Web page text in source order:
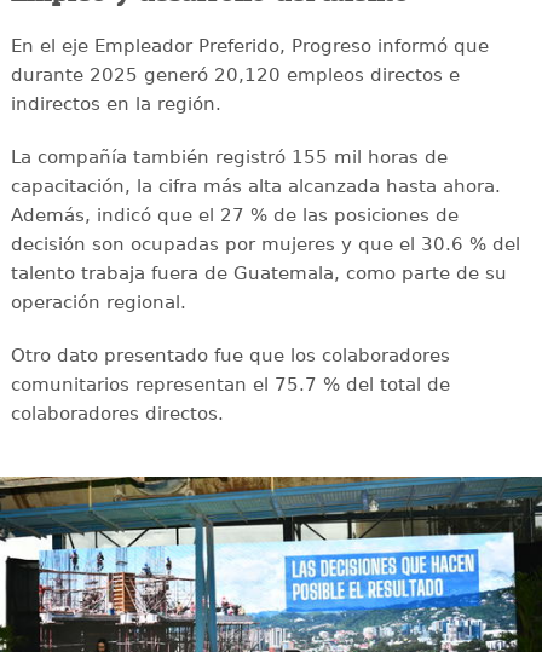
En el eje Empleador Preferido, Progreso informó que
durante 2025 generó 20,120 empleos directos e
indirectos en la región.
La compañía también registró 155 mil horas de
capacitación, la cifra más alta alcanzada hasta ahora.
Además, indicó que el 27 % de las posiciones de
decisión son ocupadas por mujeres y que el 30.6 % del
talento trabaja fuera de Guatemala, como parte de su
operación regional.
Otro dato presentado fue que los colaboradores
comunitarios representan el 75.7 % del total de
colaboradores directos.